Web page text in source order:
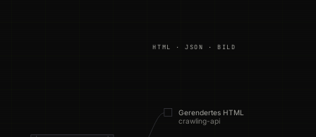
HTML · JSON · BILD
Gerendertes HTML
crawling-api